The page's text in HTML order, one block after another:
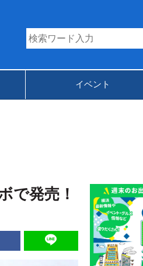
イベント
で発売！